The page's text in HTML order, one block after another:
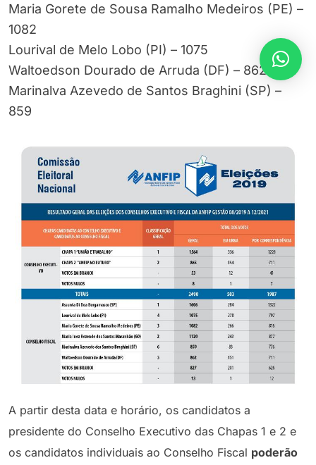
Maria Gorete de Sousa Ramalho Medeiros (PE) –
1082
Lourival de Melo Lobo (PI) – 1075
Waltoedson Dourado de Arruda (DF) – 862
Marinalva Azevedo de Santos Braghini (SP) –
859
A partir desta data e horário, os candidatos a
presidente do Conselho Executivo das Chapas 1 e 2 e
os candidatos individuais ao Conselho Fiscal poderão